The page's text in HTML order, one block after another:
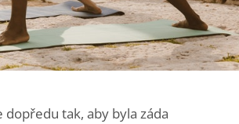
tak, aby byla záda